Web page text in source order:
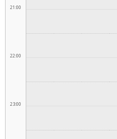
21:00
22:00
23:00